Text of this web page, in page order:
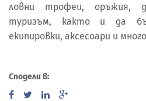
ловни трофеи, оръжия,
туризъм, както и да
екипировки, аксесоари и
Сподели в: